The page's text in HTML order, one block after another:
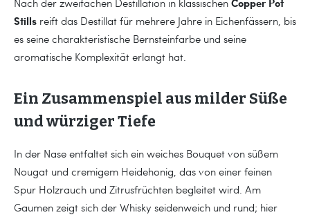
Stills reift das Destillat für mehrere Jahre in Eichenfässern, bis
es seine charakteristische Bernsteinfarbe und seine
aromatische Komplexität erlangt hat.
Ein Zusammenspiel aus milder Süße
und würziger Tiefe
In der Nase entfaltet sich ein weiches Bouquet von süßem
Nougat und cremigem Heidehonig, das von einer feinen
Spur Holzrauch und Zitrusfrüchten begleitet wird. Am
Gaumen zeigt sich der Whisky seidenweich und rund; hier